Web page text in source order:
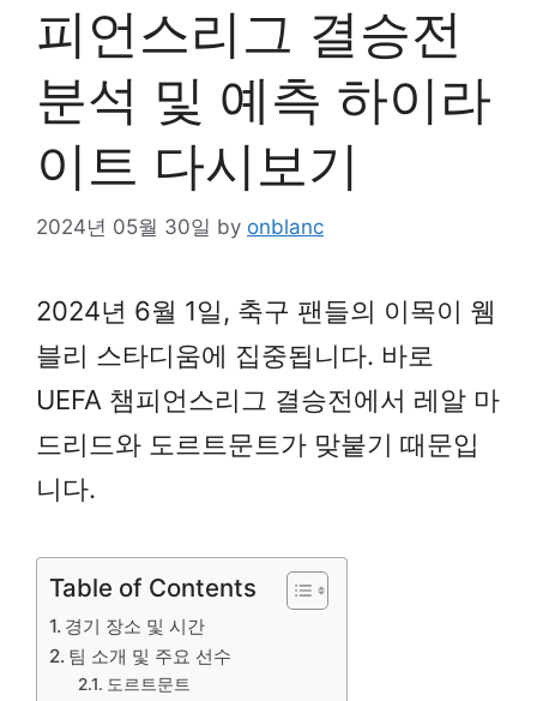
피언스리그 결승전
분석 및 예측 하이라
이트 다시보기
2024년 05월 30일 by onblanc
2024년 6월 1일, 축구 팬들의 이목이 웸
블리 스타디움에 집중됩니다. 바로
UEFA 챔피언스리그 결승전에서 레알 마
드리드와 도르트문트가 맞붙기 때문입
니다.
Table of Contents
경기 장소 및 시간
팀 소개 및 주요 선수
도르트문트